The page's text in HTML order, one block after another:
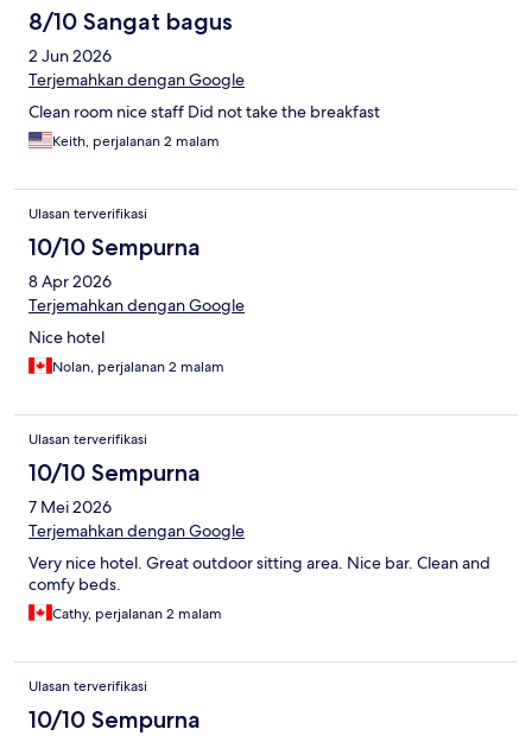
8/10 Sangat bagus
2 Jun 2026
Terjemahkan dengan Google
Clean room nice staff Did not take the breakfast
Keith, perjalanan 2 malam
Ulasan terverifikasi
10/10 Sempurna
8 Apr 2026
Terjemahkan dengan Google
Nice hotel
Nolan, perjalanan 2 malam
Ulasan terverifikasi
10/10 Sempurna
7 Mei 2026
Terjemahkan dengan Google
Very nice hotel. Great outdoor sitting area. Nice bar. Clean and
comfy beds.
Cathy, perjalanan 2 malam
Ulasan terverifikasi
10/10 Sempurna